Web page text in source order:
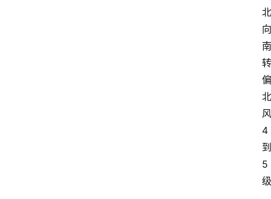
北
向
南
转
偏
北
风
4
到
5
级